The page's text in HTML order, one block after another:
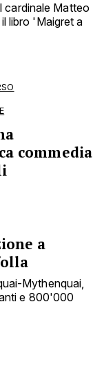
cardinale Matteo
libro 'Maigret a
commedia
a
Mythenquai,
e 800'000